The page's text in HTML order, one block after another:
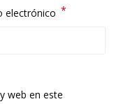
electrónico *
web en este